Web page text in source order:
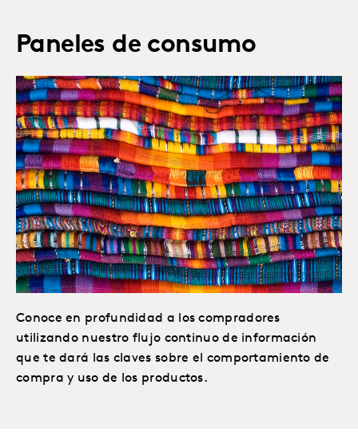
Paneles de consumo
Conoce en profundidad a los compradores
utilizando nuestro flujo continuo de información
que te dará las claves sobre el comportamiento de
compra y uso de los productos.